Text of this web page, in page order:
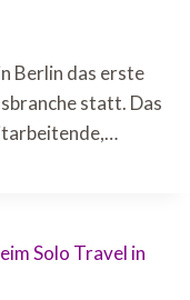
Berlin das erste
statt. Das